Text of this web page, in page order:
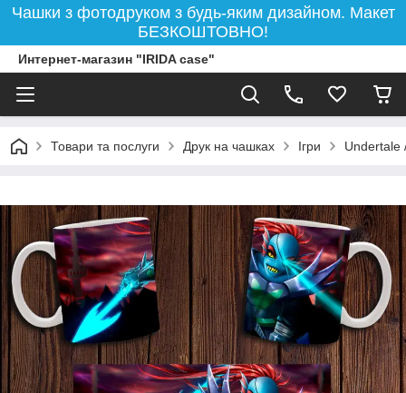
Чашки з фотодруком з будь-яким дизайном. Макет
БЕЗКОШТОВНО!
Интернет-магазин "IRIDA case"
Товари та послуги Друк на чашках Ігри Undertale